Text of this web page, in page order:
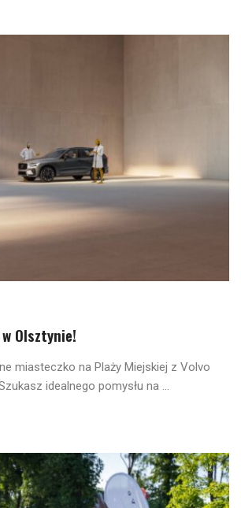
Olsztynie!
miasteczko na Plaży Miejskiej z Volvo
idealnego pomysłu na ...